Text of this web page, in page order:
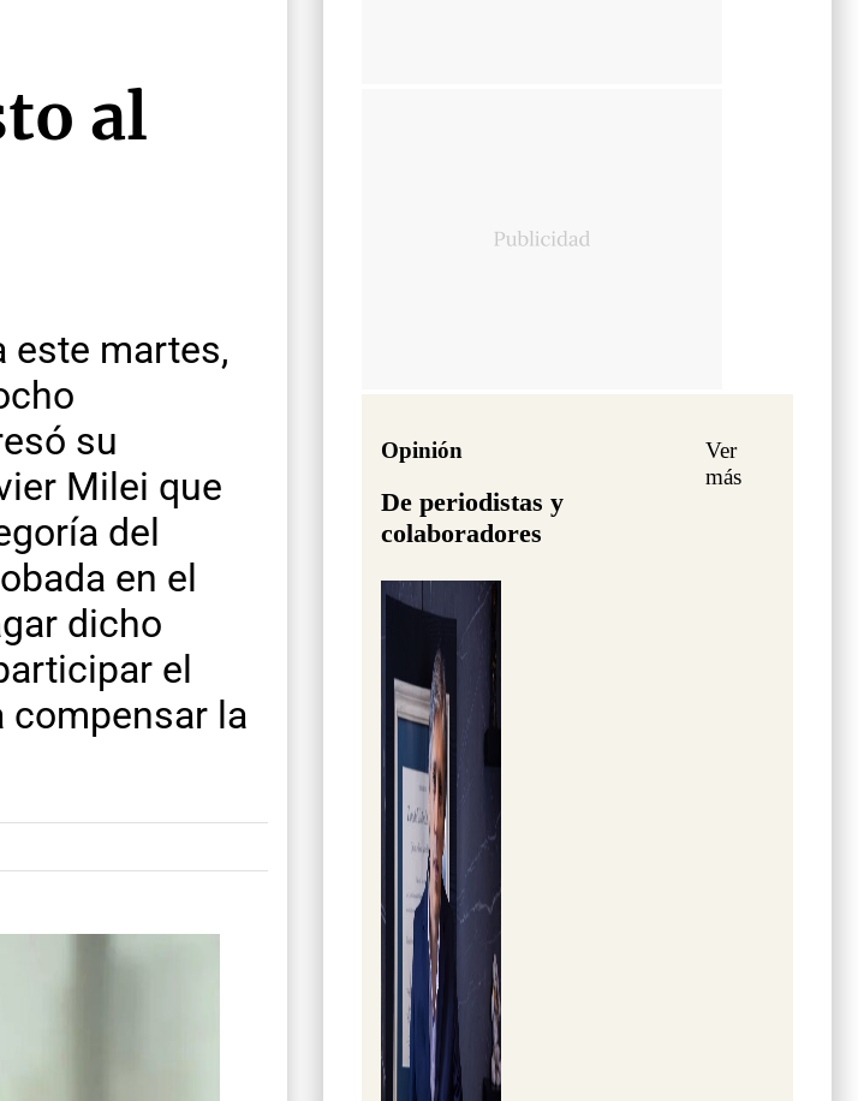
al
este martes,
su
Milei que
del
en el
dicho
el
compensar la
Opinión
De periodistas y
colaboradores
Ver
más